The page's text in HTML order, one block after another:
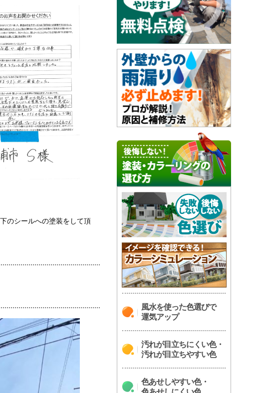
のシールへの塗装をして頂
風水を使った色選びで
運気アップ
汚れが目立ちにくい色・
汚れが目立ちやすい色
色あせしやすい色・